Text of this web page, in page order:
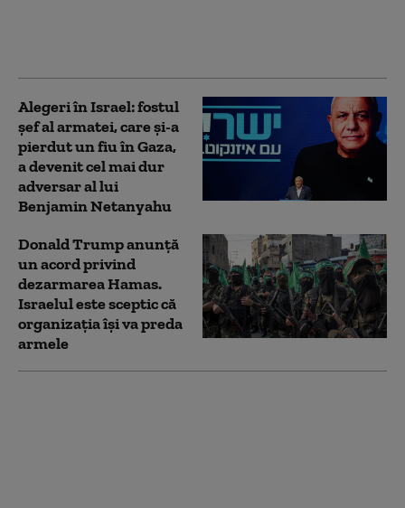
Alegeri în Israel: fostul
șef al armatei, care și-a
pierdut un fiu în Gaza,
a devenit cel mai dur
adversar al lui
Benjamin Netanyahu
Donald Trump anunță
un acord privind
dezarmarea Hamas.
Israelul este sceptic că
organizația își va preda
armele